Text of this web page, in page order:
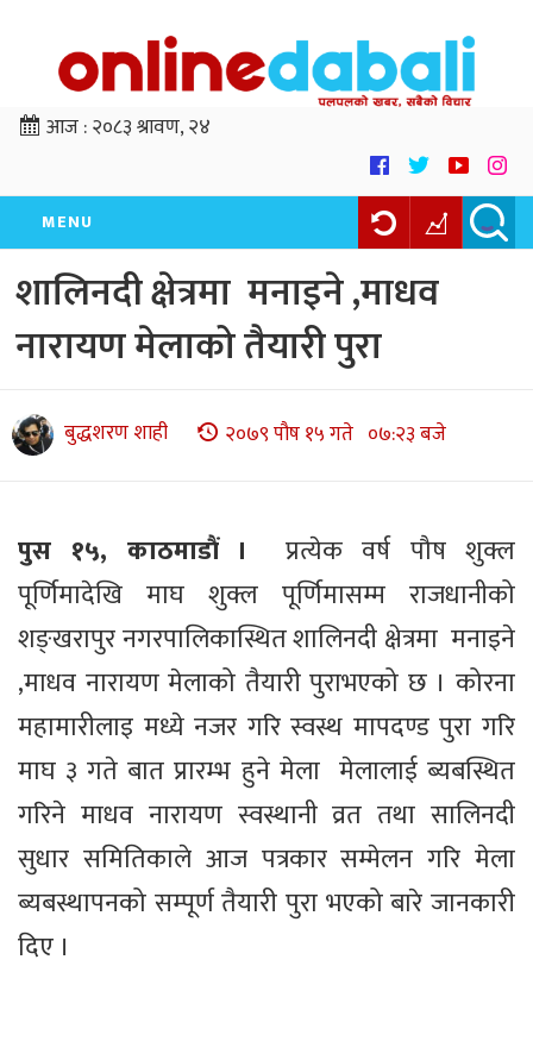
आज :२०८३ श्रावण, २४
MENU
शालिनदी क्षेत्रमा मनाइने ,माधव
नारायण मेलाको तैयारी पुरा
बुद्धशरण शाही २०७९ पौष १५ गते ०७:२३ बजे
पुस १५, काठमाडौं ।
प्रत्येक वर्ष पौष शुक्ल
पूर्णिमादेखि माघ शुक्ल पूर्णिमासम्म राजधानीको
शङ्खरापुर नगरपालिकास्थित शालिनदी क्षेत्रमा मनाइने
,माधव नारायण मेलाको तैयारी पुराभएको छ । कोरना
महामारीलाइ मध्ये नजर गरि स्वस्थ मापदण्ड पुरा गरि
माघ ३ गते बात प्रारम्भ हुने मेला मेलालाई ब्यबस्थित
गरिने माधव नारायण स्वस्थानी व्रत तथा सालिनदी
सुधार समितिकाले आज पत्रकार सम्मेलन गरि मेला
ब्यबस्थापनको सम्पूर्ण तैयारी पुरा भएको बारे जानकारी
दिए ।